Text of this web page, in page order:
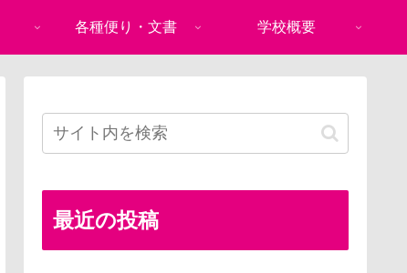
各種便り・文書 学校概要
最近の投稿